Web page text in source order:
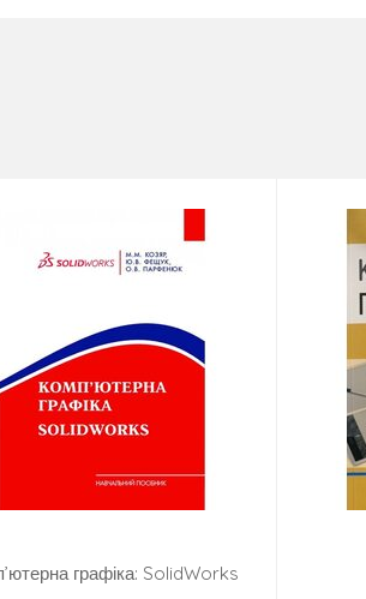
графіка: SolidWorks